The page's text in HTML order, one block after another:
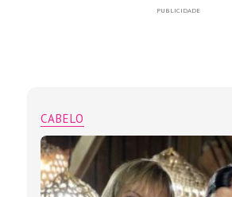
PUBLICIDADE
CABELO